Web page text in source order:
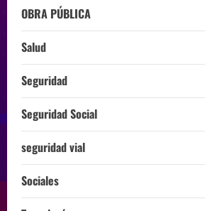
OBRA PÚBLICA
Salud
Seguridad
Seguridad Social
seguridad vial
Sociales